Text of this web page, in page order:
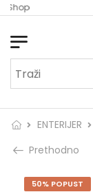
Shop
ENTERIJER
Prethodno
50% POPUST